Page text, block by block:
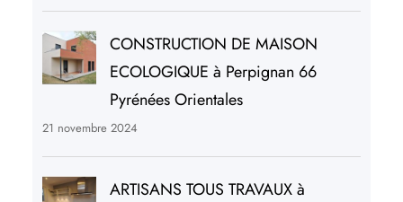
CONSTRUCTION DE MAISON
ECOLOGIQUE à Perpignan 66
Pyrénées Orientales
21 novembre 2024
ARTISANS TOUS TRAVAUX à